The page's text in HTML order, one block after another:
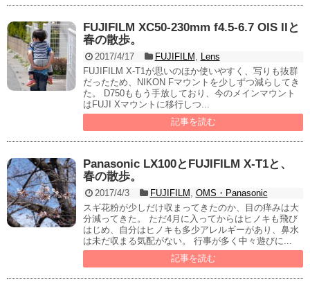
FUJIFILM XC50-230mm f4.5-6.7 OIS IIと
春の散歩。
2017/4/17 FUJIFILM
Lens
FUJIFILM X-T1が思いのほか使いやすく、写りも抜群
だったため、NIKON Fマウントを少しずつ減らしてき
た。 D750ももう手放しており、今のメインマウント
はFUJI Xマウントに移行しつ...
記事を読む
Panasonic LX100とFUJIFILM X-T1と、
春の散歩。
2017/4/3 FUJIFILM
OMS・Panasonic
スギ花粉が少しだけ収まってきたのか、目の痒みは大
分減ってきた。 ただ4月に入ってからはヒノキも飛び
はじめ、自分はヒノキも多少アレルギーがあり、鼻水
は未だ収まる気配がない。 行事が多く中々遊びに...
記事を読む